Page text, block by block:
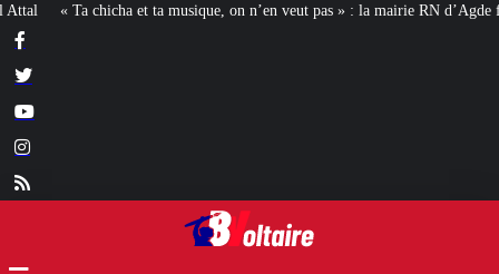
n’en veut pas » : la mairie RN d’Agde face à la meute « antiraciste » La